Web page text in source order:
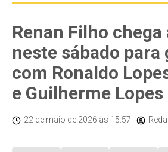
Renan Filho chega
neste sábado para
com Ronaldo
e Guilherme Lopes
22 de maio de 2026 às 15:57